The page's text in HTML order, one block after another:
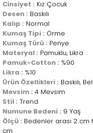
Cinsiyet : Kız Çocuk
Desen : Baskılı
Kalıp : Normal
Kumaş Tipi : Örme
Kumaş Türü : Penye
Materyal : Pamuklu, Likra
Pamuk-Cotton : %90
Likra : %10
Ürün Özellikleri : Baskılı,
Mevsim : 4 Mevsim
Stil : Trend
Numune Bedeni : 9 Yaş
Ölçü : Bedenler arası 2 cm
cm